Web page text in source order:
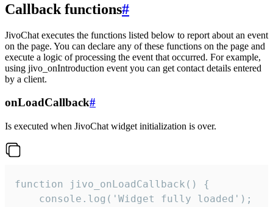
Callback functions#
JivoChat executes the functions listed below to report about an event
on the page. You can declare any of these functions on the page and
execute a logic of processing the event that occurred. For example,
using jivo_onIntroduction event you can get contact details entered
by a client.
onLoadCallback#
Is executed when JivoChat widget initialization is over.
function jivo_onLoadCallback() {
    console.log('Widget fully loaded');